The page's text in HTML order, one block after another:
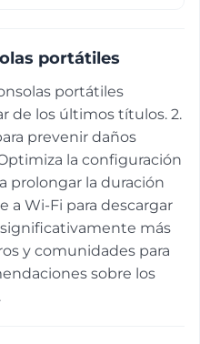
portátiles
portátiles
de los últimos títulos. 2.
prevenir daños
la configuración
prolongar la duración
a Wi-Fi para descargar
más
y comunidades para
sobre los